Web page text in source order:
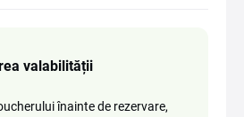
valabilității
înainte de rezervare,